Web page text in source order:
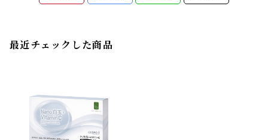
最近チェックした商品